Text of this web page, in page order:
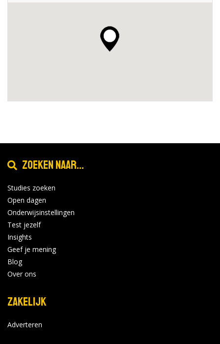
Zoeken naar...
Studies zoeken
Open dagen
Onderwijsinstellingen
Test jezelf
Insights
Geef je mening
Blog
Over ons
Zakelijk
Adverteren